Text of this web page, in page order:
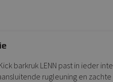
Kick barkruk LENN past in ieder
rugleuning en